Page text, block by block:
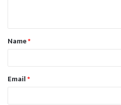
t
*Name*
Email*